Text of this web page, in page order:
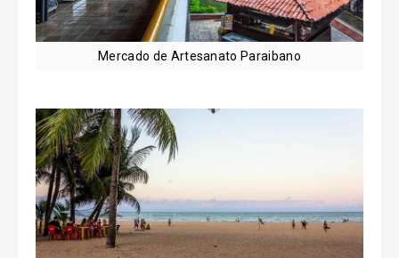
Mercado de Artesanato Paraibano